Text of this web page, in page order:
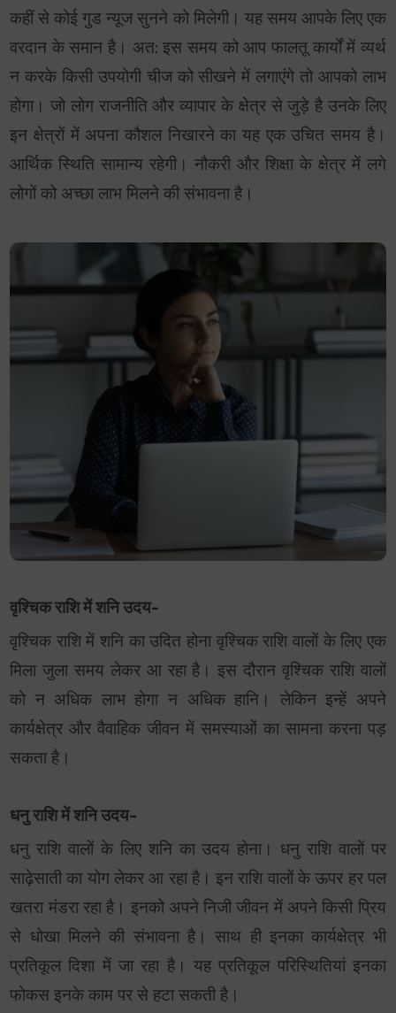
कहीं से कोई गुड न्यूज सुनने को मिलेगी। यह समय आपके लिए एक
वरदान के समान है। अत: इस समय को आप फालतू कार्यों में व्यर्थ
न करके किसी उपयोगी चीज को सीखने में लगाएंगे तो आपको लाभ
होगा। जो लोग राजनीति और व्यापार के क्षेत्र से जुड़े है उनके लिए
इन क्षेत्रों में अपना कौशल निखारने का यह एक उचित समय है।
आर्थिक स्थिति सामान्य रहेगी। नौकरी और शिक्षा के क्षेत्र में लगे
लोगों को अच्छा लाभ मिलने की संभावना है।
वृश्चिक राशि में शनि उदय-
वृश्चिक राशि में शनि का उदित होना वृश्चिक राशि वालों के लिए एक
मिला जुला समय लेकर आ रहा है। इस दौरान वृश्चिक राशि वालों
को न अधिक लाभ होगा न अधिक हानि। लेकिन इन्हें अपने
कार्यक्षेत्र और वैवाहिक जीवन में समस्याओं का सामना करना पड़
सकता है।
धनु राशि में शनि उदय-
धनु राशि वालों के लिए शनि का उदय होना। धनु राशि वालों पर
साढ़ेसाती का योग लेकर आ रहा है। इन राशि वालों के ऊपर हर पल
खतरा मंडरा रहा है। इनको अपने निजी जीवन में अपने किसी प्रिय
से धोखा मिलने की संभावना है। साथ ही इनका कार्यक्षेत्र भी
प्रतिकूल दिशा में जा रहा है। यह प्रतिकूल परिस्थितियां इनका
फोकस इनके काम पर से हटा सकती है।